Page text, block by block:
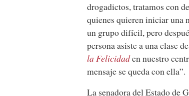
drogadictos, tratamos con
quienes quieren iniciar una
un grupo difícil, pero
persona asiste a una clase de
la Felicidaden nuestro
mensaje se queda con ella”.
La senadora del Estado de